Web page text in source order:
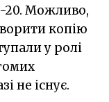
20. Можливо,
копію
у ролі
не існує.